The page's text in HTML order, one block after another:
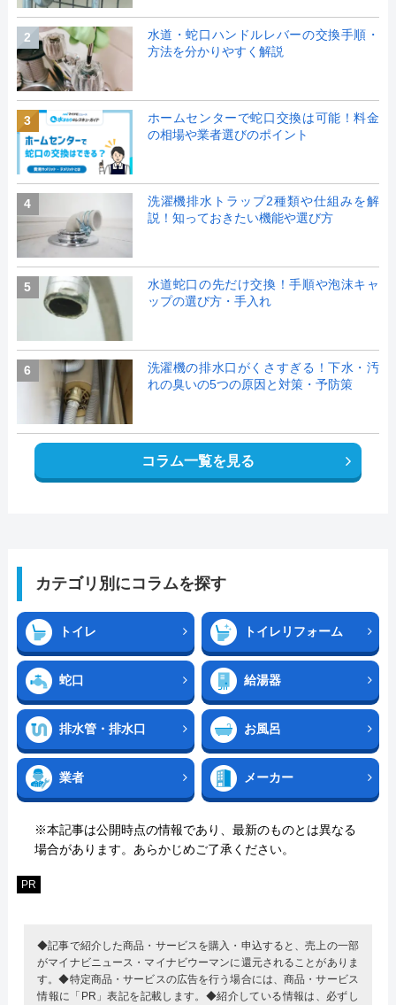
2
水道・蛇口ハンドルレバーの交換手順・
方法を分かりやすく解説
3
ホームセンターで蛇口交換は可能！料金
の相場や業者選びのポイント
4
洗濯機排水トラップ2種類や仕組みを解
説！知っておきたい機能や選び方
5
水道蛇口の先だけ交換！手順や泡沫キャ
ップの選び方・手入れ
6
洗濯機の排水口がくさすぎる！下水・汚
れの臭いの5つの原因と対策・予防策
コラム一覧を見る
カテゴリ別にコラムを探す
トイレ トイレリフォーム
蛇口 給湯器
排水管・排水口 お風呂
業者 メーカー
※本記事は公開時点の情報であり、最新のものとは異なる
場合があります。あらかじめご了承ください。
PR
◆記事で紹介した商品・サービスを購入・申込すると、売上の一部
がマイナビニュース・マイナビウーマンに還元されることがありま
す。◆特定商品・サービスの広告を行う場合には、商品・サービス
情報に「PR」表記を記載します。◆紹介している情報は、必ずし